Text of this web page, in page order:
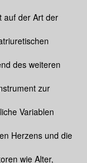
auf der Art der
des weiteren
zur
Variablen
Herzens und die
wie Alter,